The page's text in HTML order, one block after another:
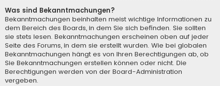
Was sind Bekanntmachungen?
Bekanntmachungen beinhalten meist wichtige Informationen zu
dem Bereich des Boards, in dem Sie sich befinden. Sie sollten
sie stets lesen. Bekanntmachungen erscheinen oben auf jeder
Seite des Forums, in dem sie erstellt wurden. Wie bei globalen
Bekanntmachungen hängt es von Ihren Berechtigungen ab, ob
Sie Bekanntmachungen erstellen können oder nicht. Die
Berechtigungen werden von der Board-Administration
vergeben.